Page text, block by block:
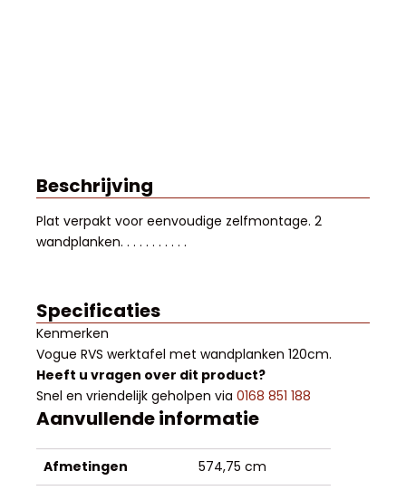
Beschrijving
Plat verpakt voor eenvoudige zelfmontage. 2
wandplanken. . . . . . . . . . .
Specificaties
Kenmerken
Vogue RVS werktafel met wandplanken 120cm.
Heeft u vragen over dit product?
Snel en vriendelijk geholpen via 0168 851 188
Aanvullende informatie
Afmetingen 574,75 cm